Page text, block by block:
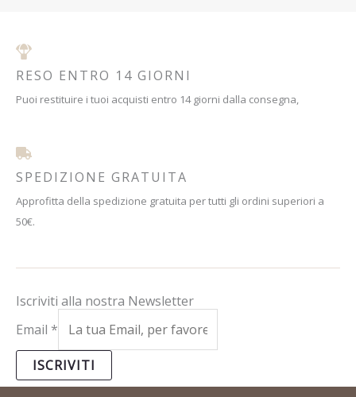
RESO ENTRO 14 GIORNI
Puoi restituire i tuoi acquisti entro 14 giorni dalla consegna,
SPEDIZIONE GRATUITA
Approfitta della spedizione gratuita per tutti gli ordini superiori a
50€.
Iscriviti alla nostra Newsletter
Email *
ISCRIVITI